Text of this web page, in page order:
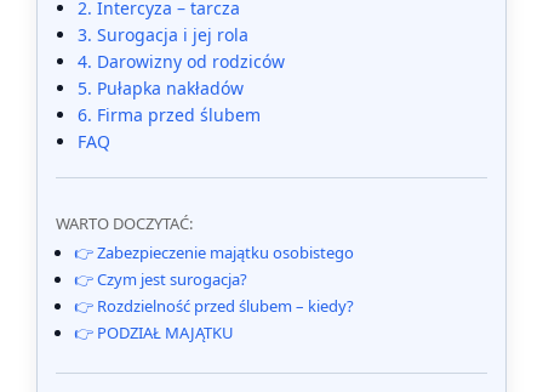
2. Intercyza – tarcza
3. Surogacja i jej rola
4. Darowizny od rodziców
5. Pułapka nakładów
6. Firma przed ślubem
FAQ
WARTO DOCZYTAĆ:
👉 Zabezpieczenie majątku osobistego
👉 Czym jest surogacja?
👉 Rozdzielność przed ślubem – kiedy?
👉 PODZIAŁ MAJĄTKU